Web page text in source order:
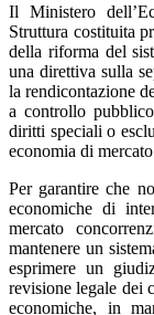
Il Ministero
Struttura costituita
della riforma del
una direttiva sulla
la rendicontazione
a controllo
diritti speciali o
economia di
Per garantire che
economiche di
mercato
mantenere un
esprimere un
revisione legale dei
economiche, in